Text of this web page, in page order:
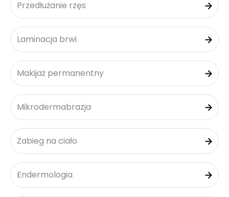
Przedłużanie rzęs
Laminacja brwi
Makijaż permanentny
Mikrodermabrazja
Zabieg na ciało
Endermologia